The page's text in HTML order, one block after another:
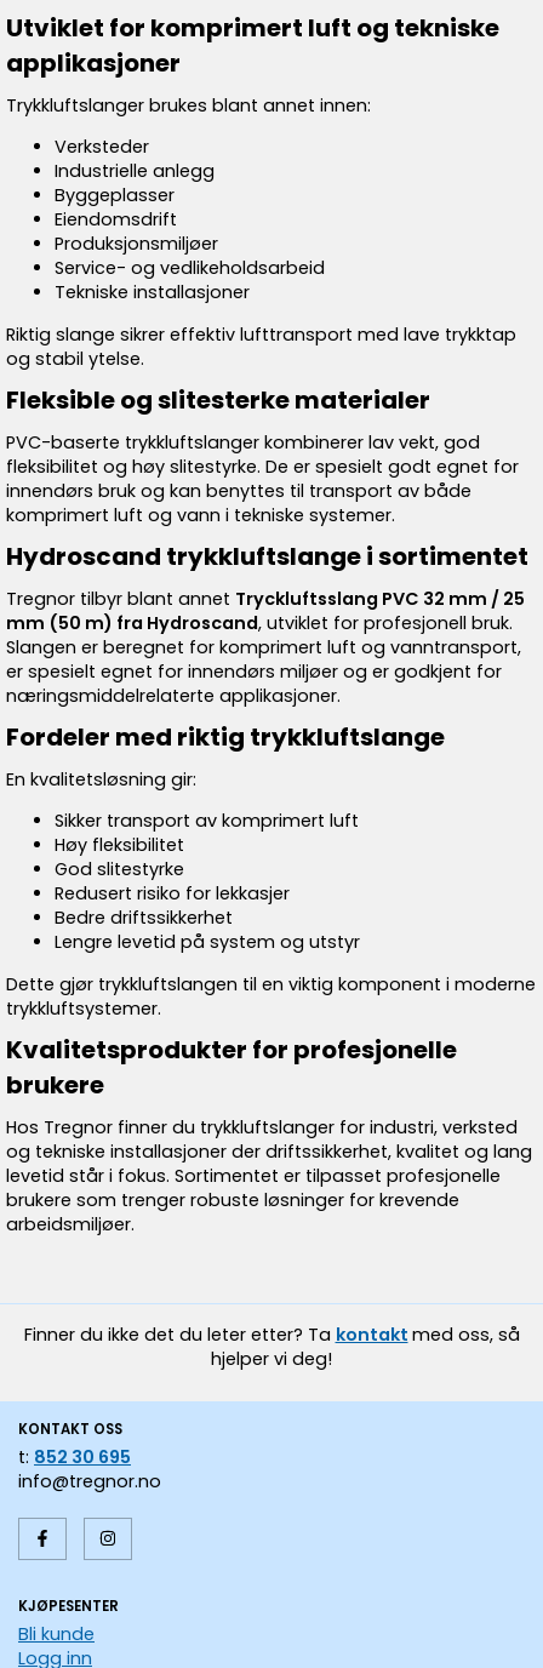
Utviklet for komprimert luft og tekniske
applikasjoner
Trykkluftslanger brukes blant annet innen:
Verksteder
Industrielle anlegg
Byggeplasser
Eiendomsdrift
Produksjonsmiljøer
Service- og vedlikeholdsarbeid
Tekniske installasjoner
Riktig slange sikrer effektiv lufttransport med lave trykktap
og stabil ytelse.
Fleksible og slitesterke materialer
PVC-baserte trykkluftslanger kombinerer lav vekt, god
fleksibilitet og høy slitestyrke. De er spesielt godt egnet for
innendørs bruk og kan benyttes til transport av både
komprimert luft og vann i tekniske systemer.
Hydroscand trykkluftslange i sortimentet
Tregnor tilbyr blant annet Tryckluftsslang PVC 32 mm / 25
mm (50 m) fra Hydroscand, utviklet for profesjonell bruk.
Slangen er beregnet for komprimert luft og vanntransport,
er spesielt egnet for innendørs miljøer og er godkjent for
næringsmiddelrelaterte applikasjoner.
Fordeler med riktig trykkluftslange
En kvalitetsløsning gir:
Sikker transport av komprimert luft
Høy fleksibilitet
God slitestyrke
Redusert risiko for lekkasjer
Bedre driftssikkerhet
Lengre levetid på system og utstyr
Dette gjør trykkluftslangen til en viktig komponent i moderne
trykkluftsystemer.
Kvalitetsprodukter for profesjonelle
brukere
Hos Tregnor finner du trykkluftslanger for industri, verksted
og tekniske installasjoner der driftssikkerhet, kvalitet og lang
levetid står i fokus. Sortimentet er tilpasset profesjonelle
brukere som trenger robuste løsninger for krevende
arbeidsmiljøer.
Finner du ikke det du leter etter? Ta kontakt med oss, så
hjelper vi deg!
KONTAKT OSS
t: 852 30 695
info@tregnor.no
KJØPESENTER
Bli kunde
Logg inn